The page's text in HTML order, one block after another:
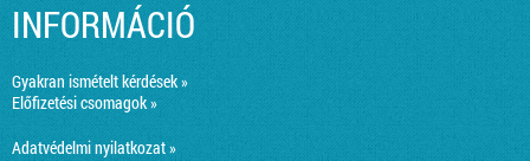
INFORMÁCIÓ
Gyakran ismételt kérdések »
Előfizetési csomagok »
Adatvédelmi nyilatkozat »